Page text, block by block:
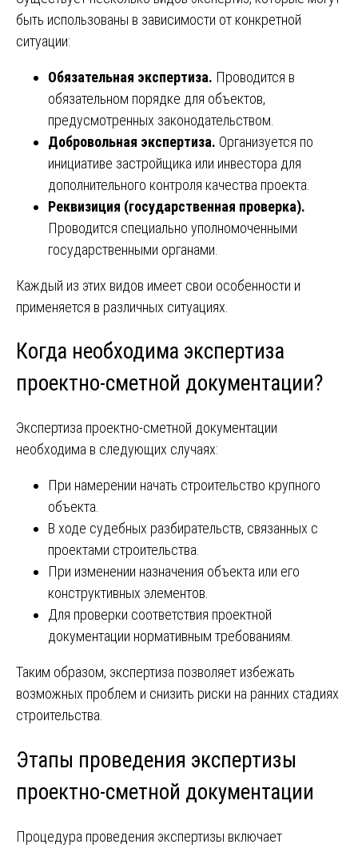
быть использованы в зависимости от конкретной
ситуации:
Обязательная экспертиза. Проводится в
обязательном порядке для объектов,
предусмотренных законодательством.
Добровольная экспертиза. Организуется по
инициативе застройщика или инвестора для
дополнительного контроля качества проекта.
Реквизиция (государственная проверка).
Проводится специально уполномоченными
государственными органами.
Каждый из этих видов имеет свои особенности и
применяется в различных ситуациях.
Когда необходима экспертиза
проектно-сметной документации?
Экспертиза проектно-сметной документации
необходима в следующих случаях:
При намерении начать строительство крупного
объекта.
В ходе судебных разбирательств, связанных с
проектами строительства.
При изменении назначения объекта или его
конструктивных элементов.
Для проверки соответствия проектной
документации нормативным требованиям.
Таким образом, экспертиза позволяет избежать
возможных проблем и снизить риски на ранних стадиях
строительства.
Этапы проведения экспертизы
проектно-сметной документации
Процедура проведения экспертизы включает